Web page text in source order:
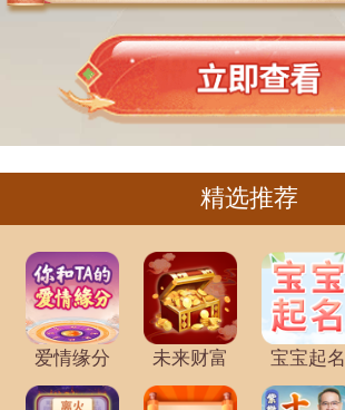
精选推荐
爱情缘分 未来财富 宝宝起名